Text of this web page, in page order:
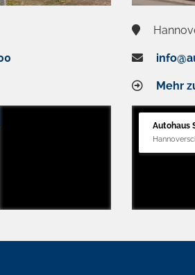
Mehr
Autohaus